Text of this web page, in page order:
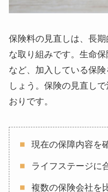
保険料の見直しは、長
な取り組みです。生命
など、加入している保
しょう。保険の見直し
おりです。
現在の保障内容を
ライフステージに
複数の保険会社を